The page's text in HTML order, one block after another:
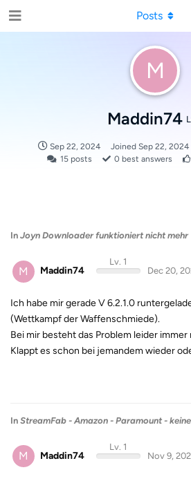
M
Maddin74
Sep 22, 2024 Joined Sep 22, 2024
15 posts 0 best answers
Posts
In Joyn Downloader funktioniert nicht mehr
M Maddin74
Lv. 1
Dec 20,
Ich habe mir gerade V 6.2.1.0
(Wettkampf der Waffenschmiede).
Bei mir besteht das Problem leider immer
Klappt es schon bei jemandem wieder
In StreamFab - Amazon - Paramount -
M Maddin74
Lv. 1
Nov 9,